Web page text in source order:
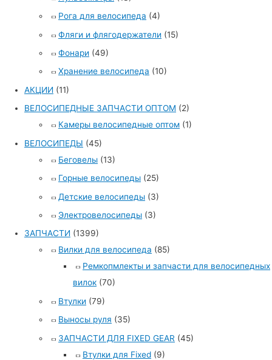
Рога для велосипеда (4)
Фляги и флягодержатели (15)
Фонари (49)
Хранение велосипеда (10)
АКЦИИ (11)
ВЕЛОСИПЕДНЫЕ ЗАПЧАСТИ ОПТОМ (2)
Камеры велосипедные оптом (1)
ВЕЛОСИПЕДЫ (45)
Беговелы (13)
Горные велосипеды (25)
Детские велосипеды (3)
Электровелосипеды (3)
ЗАПЧАСТИ (1399)
Вилки для велосипеда (85)
Ремкопмлекты и запчасти для велосипедных
вилок (70)
Втулки (79)
Выносы руля (35)
ЗАПЧАСТИ ДЛЯ FIXED GEAR (45)
Втулки для Fixed (9)